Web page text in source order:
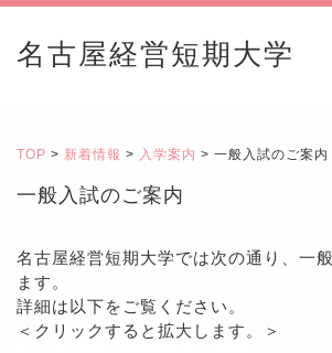
名古屋経営短期大学
TOP > 新着情報 > 入学案内 > 一般入試のご案内
一般入試のご案内
名古屋経営短期大学では次の通り、一
ます。
詳細は以下をご覧ください。
＜クリックすると拡大します。＞